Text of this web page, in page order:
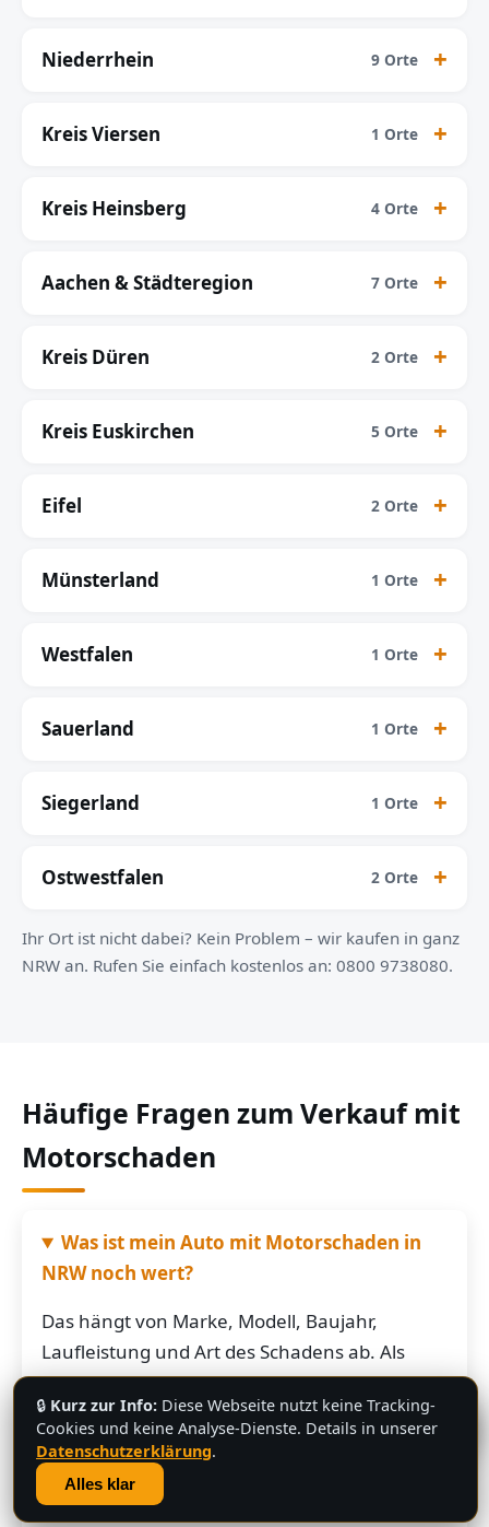
Niederrhein 9 Orte
Kreis Viersen 1 Orte
Kreis Heinsberg 4 Orte
Aachen & Städteregion 7 Orte
Kreis Düren 2 Orte
Kreis Euskirchen 5 Orte
Eifel 2 Orte
Münsterland 1 Orte
Westfalen 1 Orte
Sauerland 1 Orte
Siegerland 1 Orte
Ostwestfalen 2 Orte
Ihr Ort ist nicht dabei? Kein Problem – wir kaufen in ganz
NRW an. Rufen Sie einfach kostenlos an: 0800 9738080.
Häufige Fragen zum Verkauf mit
Motorschaden
Was ist mein Auto mit Motorschaden in
NRW noch wert?
Das hängt von Marke, Modell, Baujahr,
Laufleistung und Art des Schadens ab. Als
grobe Richtung: Fahrzeuge mit Motorschaden
bringen je nach Restwert der Karosserie und
der Teile oft noch mehrere hundert bis
mehrere tausend Euro. Schicken Sie uns die
Fahrzeugdaten – Sie bekommen von uns eine
💬
🔒 Kurz zur Info: Diese Webseite nutzt keine Tracking-
Cookies und keine Analyse-Dienste. Details in unserer
Datenschutzerklärung.
Alles klar